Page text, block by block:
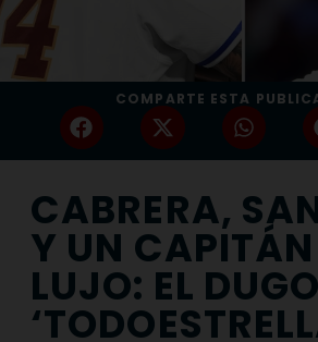
COMPARTE ESTA
CABRERA,
Y UN CAPITÁN
LUJO: EL